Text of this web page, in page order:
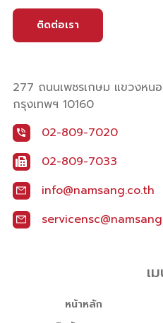
ติดต่อเรา
277 ถนนเพชรเกษม แขวงหน
กรุงเทพฯ 10160
02-809-7020
02-809-7033
info@namsang.co.th
เ
หน้าหลัก